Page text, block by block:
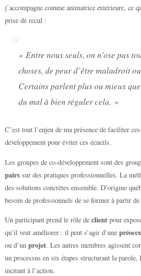
j’accompagne comme animatrice extérieure, ce
prise de recul :
« Entre nous seuls, on n’ose pas
choses, de peur d’être maladroit
Certains parlent plus ou mieux
du mal à bien réguler cela. »
C’est tout l’enjeu de ma présence de faciliter
développement pour éviter ces écueils.
Les groupes de co-développement sont des
pairs sur des pratiques professionnelles. La
des solutions concrètes ensemble. D’origine
besoin de professionnels de se former à partir
Un participant prend le rôle de client pour
qu’il veut améliorer : il peut s’agir d’une
ou d’un projet. Les autres membres agissent
un processus en six étapes structurant la parole,
incitant à l’action.